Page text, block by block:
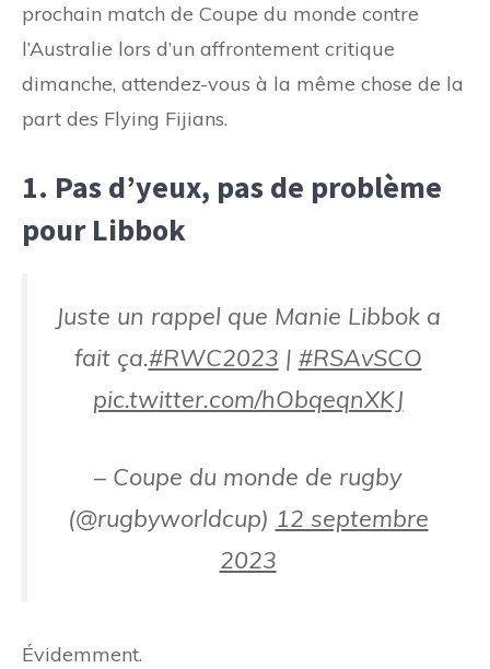
prochain match de Coupe du monde contre
l’Australie lors d’un affrontement critique
dimanche, attendez-vous à la même chose de la
part des Flying Fijians.
1. Pas d’yeux, pas de problème
pour Libbok
Juste un rappel que Manie Libbok a
fait ça.#RWC2023 | #RSAvSCO
pic.twitter.com/hObqeqnXKJ
– Coupe du monde de rugby
(@rugbyworldcup) 12 septembre
2023
Évidemment.